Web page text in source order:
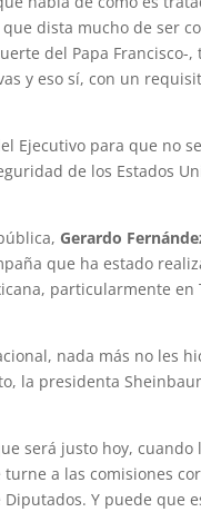
dista mucho de ser
del Papa Francisco-,
y eso sí, con un
Ejecutivo para que no
de los Estados
Gerardo
que ha estado
particularmente en
nada más no les
la presidenta
será justo hoy, cuando
a las comisiones
Y puede que